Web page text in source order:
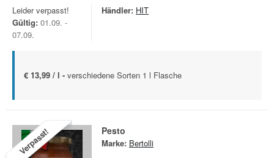
Leider verpasst!
Gültig: 01.09. -
07.09.
Händler: HIT
€ 13,99 / l - verschiedene Sorten 1 l Flasche
Verpasst! Pesto
Marke: Bertolli